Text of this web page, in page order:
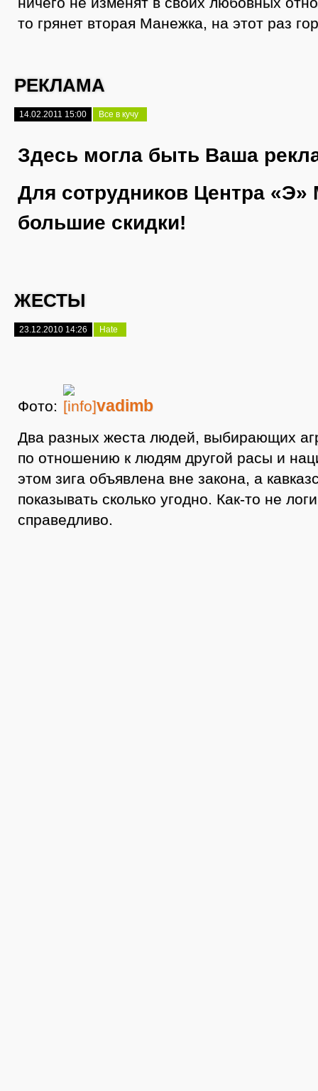
то грянет вторая Манежка, на этот раз
РЕКЛАМА
14.02.2011 15:00 Все в кучу
Здесь могла быть Ваша
Для сотрудников Центра
большие скидки!
ЖЕСТЫ
23.12.2010 14:26 Hate
Фото: vadimb
Два разных жеста людей, выбирающих
по отношению к людям другой расы и
этом зига объявлена вне закона, а
показывать сколько угодно. Как-то не
справедливо.